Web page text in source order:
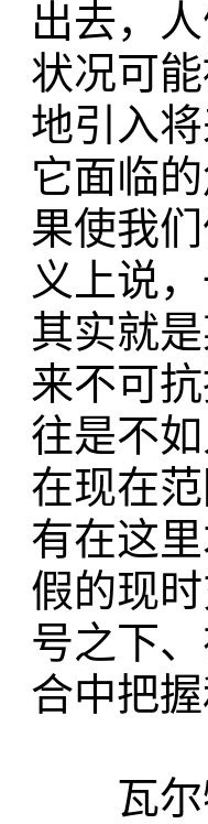
出去，
状况可
地引入
它面临
果使我
义上说
其实就
来不可
往是不
在现在
有在这
假的现
号之下
合中把握
瓦尔特